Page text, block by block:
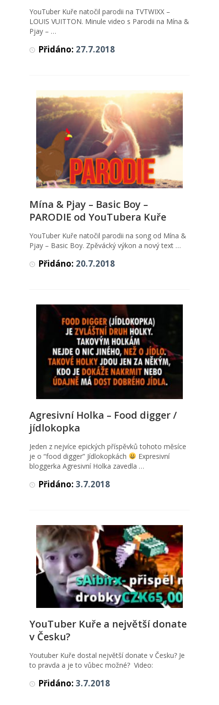
YouTuber Kuře natočil parodii na TVTWIXX –
LOUIS VUITTON. Minule video s Parodii na Mína &
Pjay – …
Přidáno: 27.7.2018
Mína & Pjay – Basic Boy – PARODIE
od YouTubera Kuře
Mína & Pjay – Basic Boy –
PARODIE od YouTubera Kuře
YouTuber Kuře natočil parodii na song od Mína &
Pjay – Basic Boy. Zpěvácký výkon a nový text …
Přidáno: 20.7.2018
Agresivní Holka – Food digger /
jídlokopka
Agresivní Holka – Food digger /
jídlokopka
Jeden z nejvíce epických příspěvků tohoto měsíce
je o “food digger” Jídlokopkách
Expresivní
bloggerka Agresivní Holka zavedla …
Přidáno: 3.7.2018
YouTuber Kuře a největší donate v
Česku?
YouTuber Kuře a největší donate
v Česku?
Youtuber Kuře dostal největší donate v Česku? Je
to pravda a je to vůbec možné? Video:
Přidáno: 3.7.2018